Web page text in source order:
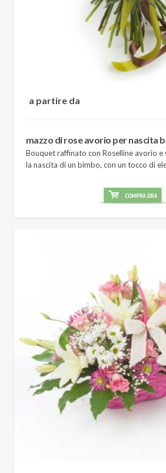
a partire da
mazzo di rose avorio per nascita
Bouquet raffinato con Roselline avorio
la nascita di un bimbo, con un tocco di